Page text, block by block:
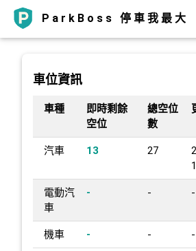
ParkBoss 停車我最大
車位資訊
車種
即時剩餘
空位
總空位
數
汽車 13 27
電動汽
車
- - -
機車 - - -